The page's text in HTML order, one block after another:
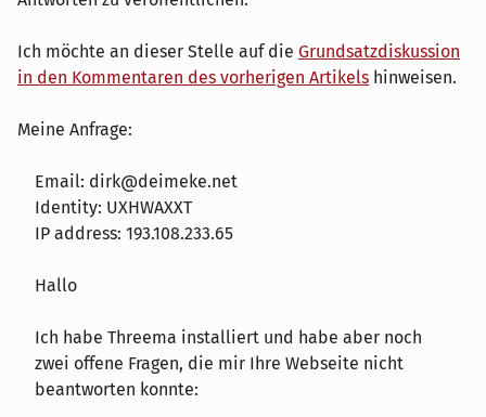
Ich möchte an dieser Stelle auf die Grundsatzdiskussion
in den Kommentaren des vorherigen Artikels hinweisen.
Meine Anfrage:
Email: dirk@deimeke.net
Identity: UXHWAXXT
IP address: 193.108.233.65
Hallo
Ich habe Threema installiert und habe aber noch
zwei offene Fragen, die mir Ihre Webseite nicht
beantworten konnte: